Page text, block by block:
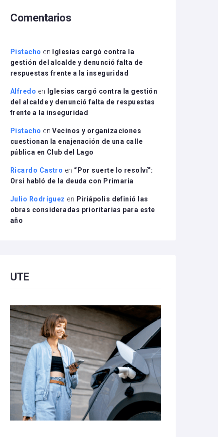
disminuir
el
Comentarios
Pistacho en
Iglesias cargó contra la
gestión del alcalde y denunció falta de
respuestas frente a la inseguridad
Alfredo en
Iglesias cargó contra la gestión
del alcalde y denunció falta de respuestas
frente a la inseguridad
Pistacho enVecinos y organizaciones
cuestionan la enajenación de una calle
pública en Club del Lago
Ricardo Castro en “Por suerte lo resolví”:
Orsi habló de la deuda con Primaria
Julio Rodríguez en Piriápolis definió las
obras consideradas prioritarias para este
año
UTE